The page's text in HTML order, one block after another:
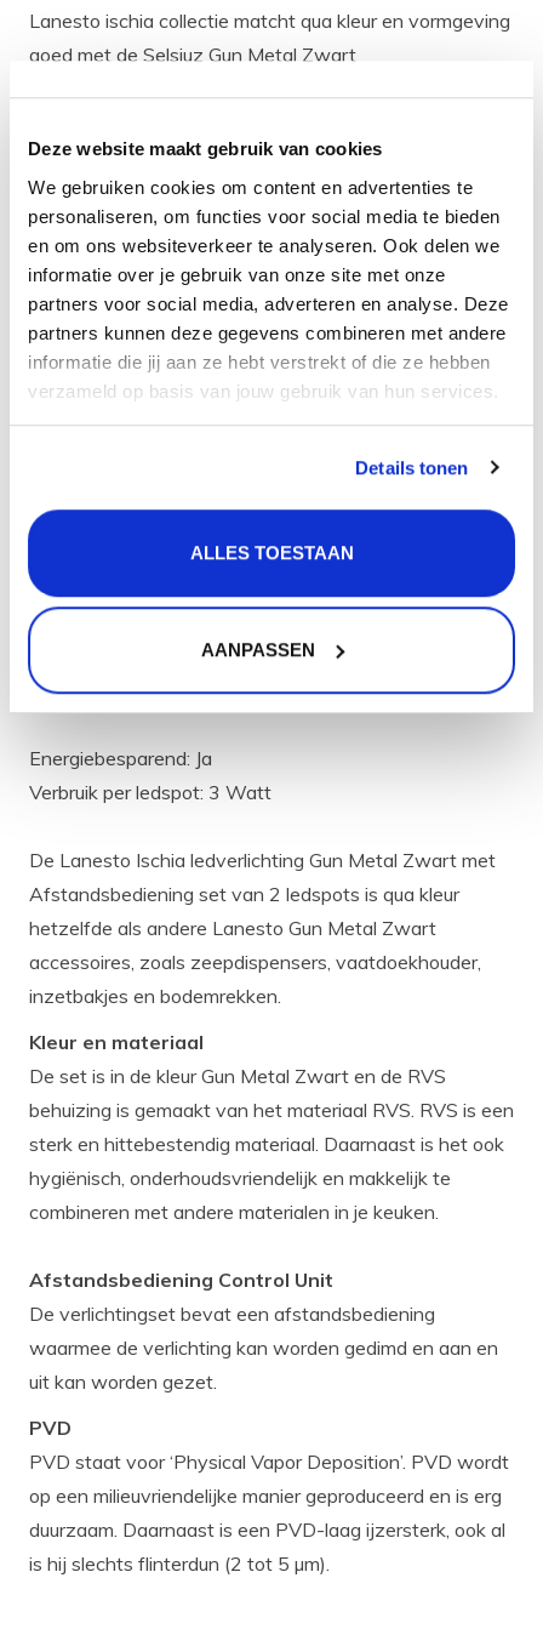
Deze website maakt gebruik van cookies
We gebruiken cookies om content en advertenties te
personaliseren, om functies voor social media te bieden
en om ons websiteverkeer te analyseren. Ook delen we
informatie over je gebruik van onze site met onze
partners voor social media, adverteren en analyse. Deze
partners kunnen deze gegevens combineren met andere
informatie die jij aan ze hebt verstrekt of die ze hebben
verzameld op basis van jouw gebruik van hun services.
Details tonen
ALLES TOESTAAN
AANPASSEN
Lanesto ischia collectie matcht qua kleur en vormgeving
goed met de Selsiuz Gun Metal Zwart
Metal Zwart zeepdispensers en Gun Metal Zwart
pannenroosters.
De ledverlichting is PVD afgewerkt in de kleur Gun
Metal Zwart.
Eigenschappen
Aantal ledspots: 2
Kleur: Gun Metal Zwart
Afmeting ledspot (mm): 200 x 70 x 3,5 lengte x breedte
x hoogte
Montagemethode: Opbouw (Onder je keukenkastje)
Materiaal behuizing: RVS
Soort licht: Warm wit
Lichtopbrengst: 450 Lumen
Lichtkleur: 2700 Kelvin
Energiebesparend: Ja
Verbruik per ledspot: 3 Watt
De Lanesto Ischia ledverlichting Gun Metal Zwart met
Afstandsbediening set van 2 ledspots is qua kleur
hetzelfde als andere Lanesto Gun Metal Zwart
accessoires, zoals zeepdispensers, vaatdoekhouder,
inzetbakjes en bodemrekken.
Kleur en materiaal
De set is in de kleur Gun Metal Zwart en de RVS
behuizing is gemaakt van het materiaal RVS. RVS is een
sterk en hittebestendig materiaal. Daarnaast is het ook
hygiënisch, onderhoudsvriendelijk en makkelijk te
combineren met andere materialen in je keuken.
Afstandsbediening Control Unit
De verlichtingset bevat een afstandsbediening
waarmee de verlichting kan worden gedimd en aan en
uit kan worden gezet.
PVD
PVD staat voor ‘Physical Vapor Deposition’. PVD wordt
op een milieuvriendelijke manier geproduceerd en is erg
duurzaam. Daarnaast is een PVD-laag ijzersterk, ook al
is hij slechts flinterdun (2 tot 5 µm).